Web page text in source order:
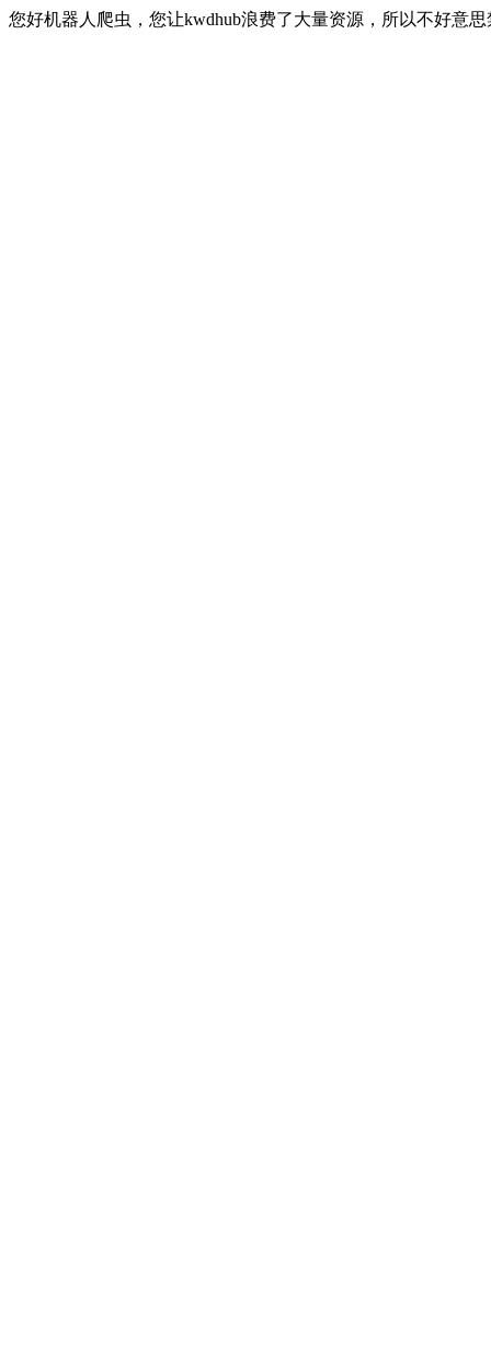
您好机器人爬虫，您让kwdhub浪费了大量资源，所以不好意